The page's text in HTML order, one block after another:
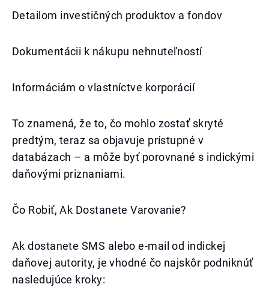
Detailom investičných produktov a fondov
Dokumentácii k nákupu nehnuteľností
Informáciám o vlastníctve korporácií
To znamená, že to, čo mohlo zostať skryté
predtým, teraz sa objavuje prístupné v
databázach – a môže byť porovnané s indickými
daňovými priznaniami.
Čo Robiť, Ak Dostanete Varovanie?
Ak dostanete SMS alebo e-mail od indickej
daňovej autority, je vhodné čo najskôr podniknúť
nasledujúce kroky: